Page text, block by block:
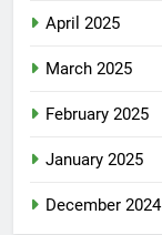
April 2025
March 2025
February 2025
January 2025
December 2024